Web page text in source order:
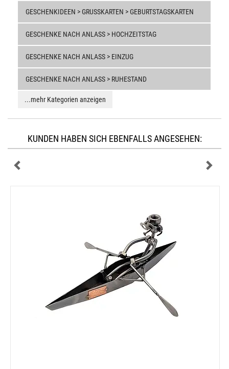
GESCHENKIDEEN > GRUSSKARTEN > GEBURTSTAGSKARTEN
GESCHENKE NACH ANLASS > HOCHZEITSTAG
GESCHENKE NACH ANLASS > EINZUG
GESCHENKE NACH ANLASS > RUHESTAND
...mehr Kategorien anzeigen
KUNDEN HABEN SICH EBENFALLS ANGESEHEN: